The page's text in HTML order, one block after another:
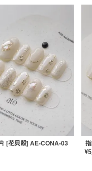
[花貝殼] AE-CONA-03
¥